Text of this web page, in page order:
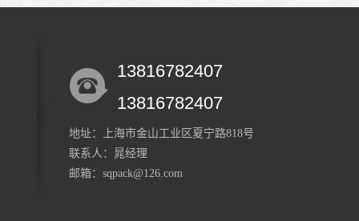
13816782407
13816782407
地址：上海市金山工业区夏宁路818号
联系人：晁经理
邮箱：sqpack@126.com